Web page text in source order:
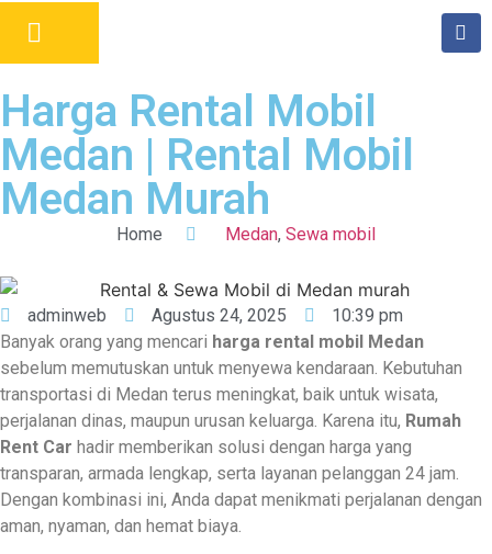
Harga Rental Mobil
Medan | Rental Mobil
Medan Murah
Home Medan, Sewa mobil
adminweb Agustus 24, 2025
10:39 pm
Banyak orang yang mencari harga rental mobil Medan
sebelum memutuskan untuk menyewa kendaraan. Kebutuhan
transportasi di Medan terus meningkat, baik untuk wisata,
perjalanan dinas, maupun urusan keluarga. Karena itu, Rumah
Rent Car hadir memberikan solusi dengan harga yang
transparan, armada lengkap, serta layanan pelanggan 24 jam.
Dengan kombinasi ini, Anda dapat menikmati perjalanan dengan
aman, nyaman, dan hemat biaya.